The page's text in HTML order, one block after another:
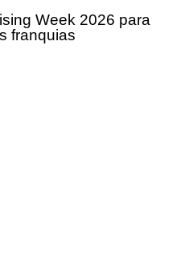
Week 2026 para
franquias